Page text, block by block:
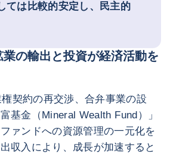
ては比較的安定し、民主的
の輸出と投資が経済活動を
契約の再交渉、合弁事業の設
基金（Mineral Wealth Fund）」
ァンドへの資源管理の一元化を
収入により、成長が加速すると